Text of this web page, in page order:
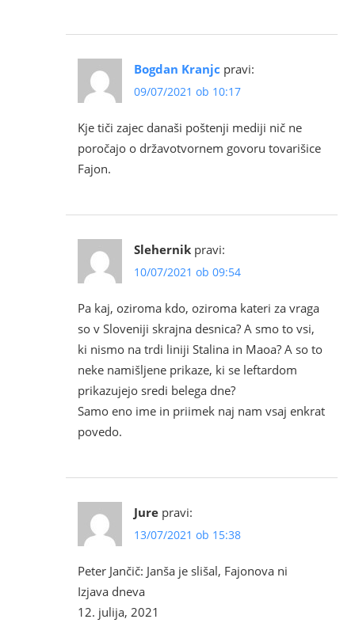
Bogdan Kranjc pravi:
09/07/2021 ob 10:17
Kje tiči zajec današi poštenji mediji nič ne
poročajo o državotvornem govoru tovarišice
Fajon.
Slehernik pravi:
10/07/2021 ob 09:54
Pa kaj, oziroma kdo, oziroma kateri za vraga
so v Sloveniji skrajna desnica? A smo to vsi,
ki nismo na trdi liniji Stalina in Maoa? A so to
neke namišljene prikaze, ki se leftardom
prikazujejo sredi belega dne?
Samo eno ime in priimek naj nam vsaj enkrat
povedo.
Jure pravi:
13/07/2021 ob 15:38
Peter Jančič: Janša je slišal, Fajonova ni
Izjava dneva
12. julija, 2021